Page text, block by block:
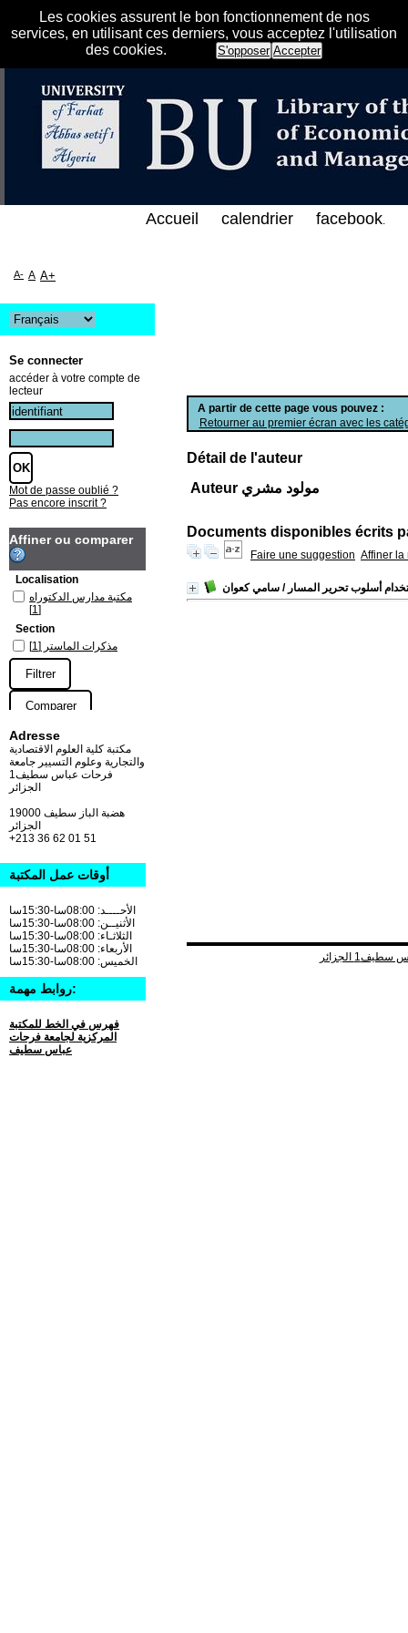
Les cookies assurent le bon fonctionnement de nos
services, en utilisant ces derniers, vous acceptez l'utilisation
des cookies.
S'opposer Accepter
الإلكتروني على الخط المباشر لمكتبة كلية
A partir de cette page vous pouvez :
Retourner au premier écran avec les
Détail de l'auteur
Auteur مولود مشري
Documents disponibles écrits
Faire une suggestion Affiner la
/ سامي كعوان
Accueil calendrier facebook.
A- A A+
Se connecter
accéder à votre compte de
lecteur
Mot de passe oublié ?
Pas encore inscrit ?
Affiner ou comparer
Localisation
مكتبة مدارس الدكتوراه
[1]
Section
مذكرات الماستر [1]
Adresse
مكتبة كلية العلوم الاقتصادية
والتجارية وعلوم التسيير جامعة
فرحات عباس سطيف1
الجزائر
19000 هضبة الباز سطيف
+213 36 62 01 51
أوقات عمل المكتبة
الأحــــد: 08:00سا-15:30سا
الأثنيــن: 08:00سا-15:30سا
الثلاثـاء: 08:00سا-15:30سا
الأربعاء: 08:00سا-15:30سا
الخميس: 08:00سا-15:30سا
روابط مهمة:
فهرس في الخط للمكتبة
المركزية لجامعة فرحات
عباس سطيف